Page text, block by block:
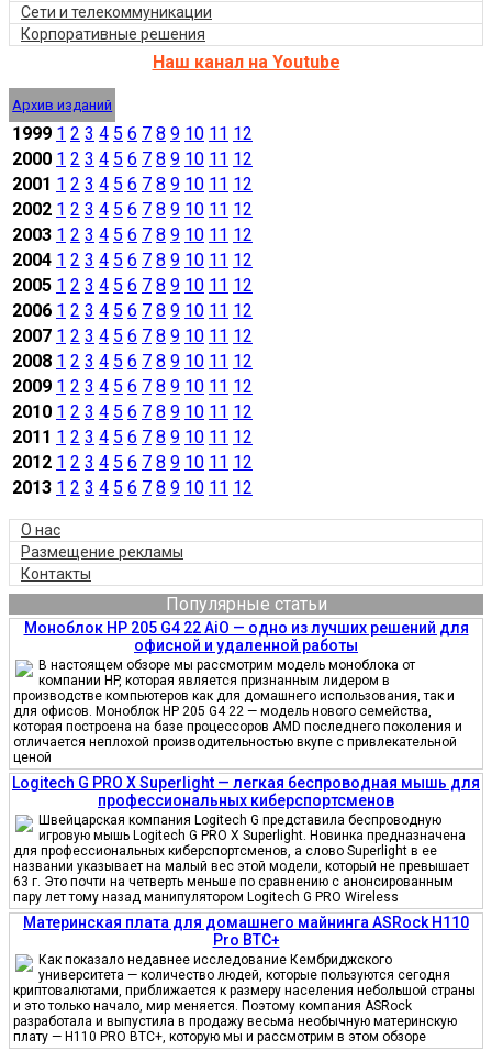
Сети и телекоммуникации
Корпоративные решения
Наш канал на Youtube
Архив изданий
1999 1 2 3 4 5 6 7 8 9 10 11 12
2000 1 2 3 4 5 6 7 8 9 10 11 12
2001 1 2 3 4 5 6 7 8 9 10 11 12
2002 1 2 3 4 5 6 7 8 9 10 11 12
2003 1 2 3 4 5 6 7 8 9 10 11 12
2004 1 2 3 4 5 6 7 8 9 10 11 12
2005 1 2 3 4 5 6 7 8 9 10 11 12
2006 1 2 3 4 5 6 7 8 9 10 11 12
2007 1 2 3 4 5 6 7 8 9 10 11 12
2008 1 2 3 4 5 6 7 8 9 10 11 12
2009 1 2 3 4 5 6 7 8 9 10 11 12
2010 1 2 3 4 5 6 7 8 9 10 11 12
2011 1 2 3 4 5 6 7 8 9 10 11 12
2012 1 2 3 4 5 6 7 8 9 10 11 12
2013 1 2 3 4 5 6 7 8 9 10 11 12
О нас
Размещение рекламы
Контакты
Популярные статьи
Моноблок HP 205 G4 22 AiO — одно из лучших решений для
офисной и удаленной работы
В настоящем обзоре мы рассмотрим модель моноблока от
компании HP, которая является признанным лидером в
производстве компьютеров как для домашнего использования, так и
для офисов. Моноблок HP 205 G4 22 — модель нового семейства,
которая построена на базе процессоров AMD последнего поколения и
отличается неплохой производительностью вкупе с привлекательной
ценой
Logitech G PRO X Superlight — легкая беспроводная мышь для
профессиональных киберспортсменов
Швейцарская компания Logitech G представила беспроводную
игровую мышь Logitech G PRO X Superlight. Новинка предназначена
для профессиональных киберспортсменов, а слово Superlight в ее
названии указывает на малый вес этой модели, который не превышает
63 г. Это почти на четверть меньше по сравнению с анонсированным
пару лет тому назад манипулятором Logitech G PRO Wireless
Материнская плата для домашнего майнинга ASRock H110
Pro BTC+
Как показало недавнее исследование Кембриджского
университета — количество людей, которые пользуются сегодня
криптовалютами, приближается к размеру населения небольшой страны
и это только начало, мир меняется. Поэтому компания ASRock
разработала и выпустила в продажу весьма необычную материнскую
плату — H110 PRO BTC+, которую мы и рассмотрим в этом обзоре